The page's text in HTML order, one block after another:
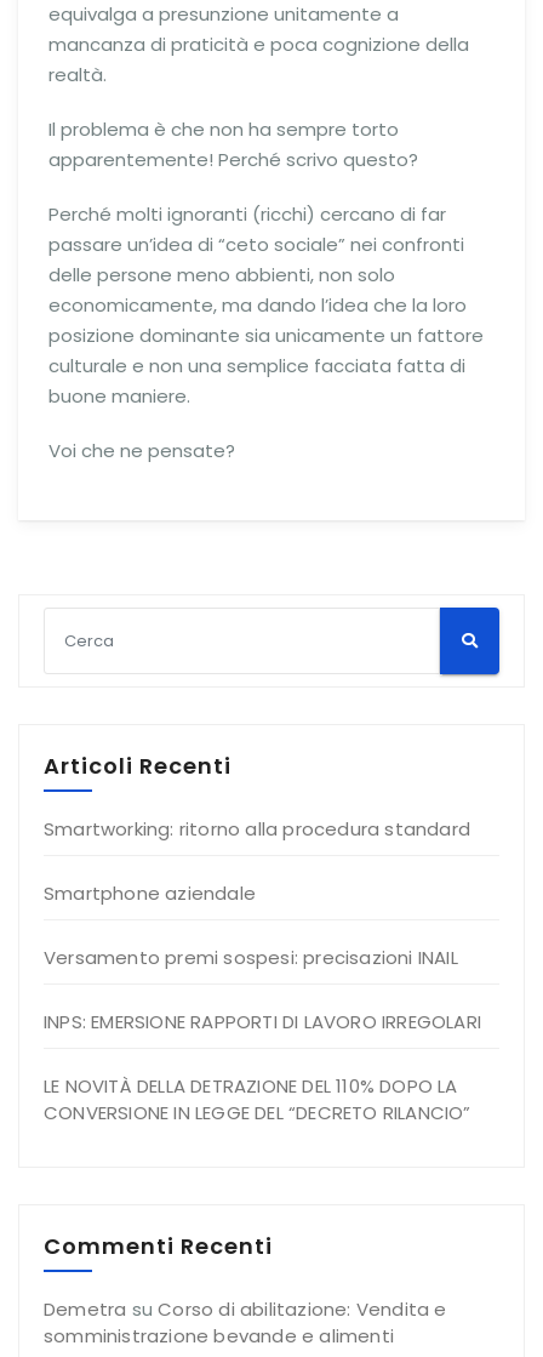
equivalga a presunzione unitamente a
mancanza di praticità e poca cognizione della
realtà.
Il problema è che non ha sempre torto
apparentemente! Perché scrivo questo?
Perché molti ignoranti (ricchi) cercano di far
passare un’idea di “ceto sociale” nei confronti
delle persone meno abbienti, non solo
economicamente, ma dando l’idea che la loro
posizione dominante sia unicamente un fattore
culturale e non una semplice facciata fatta di
buone maniere.
Voi che ne pensate?
Articoli Recenti
Smartworking: ritorno alla procedura standard
Smartphone aziendale
Versamento premi sospesi: precisazioni INAIL
INPS: EMERSIONE RAPPORTI DI LAVORO IRREGOLARI
LE NOVITÀ DELLA DETRAZIONE DEL 110% DOPO LA
CONVERSIONE IN LEGGE DEL “DECRETO RILANCIO”
Commenti Recenti
Demetra suCorso di abilitazione: Vendita e
somministrazione bevande e alimenti